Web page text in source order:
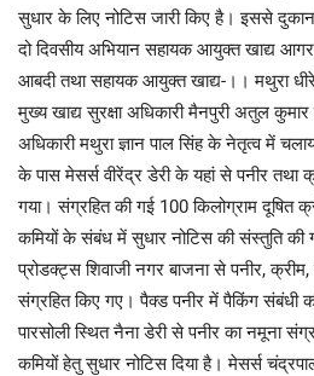
सुधार के लिए नोटिस जारी किए है। इससे
दो दिवसीय अभियान सहायक आयुक्त खाद्य
आबदी तथा सहायक आयुक्त खाद्य-।। मथुरा
मुख्य खाद्य सुरक्षा अधिकारी मैनपुरी अतुल कुमार
अधिकारी मथुरा ज्ञान पाल सिंह के नेतृत्व में
के पास मेसर्स वीरेंद्र डेरी के यहां से पनीर तथा
गया। संग्रहित की गई 100 किलोग्राम दूषित
कमियों के संबंध में सुधार नोटिस की संस्तुति की
प्रोडक्ट्स शिवाजी नगर बाजना से पनीर,
संग्रहित किए गए। पैक्ड पनीर में पैकिंग संबंधी
पारसोली स्थित नैना डेरी से पनीर का नमूना
कमियों हेतु सुधार नोटिस दिया है। मेसर्स